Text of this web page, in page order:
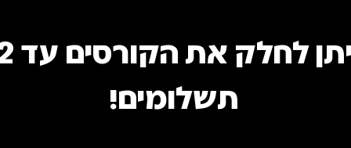
ניתן
תשלומים!